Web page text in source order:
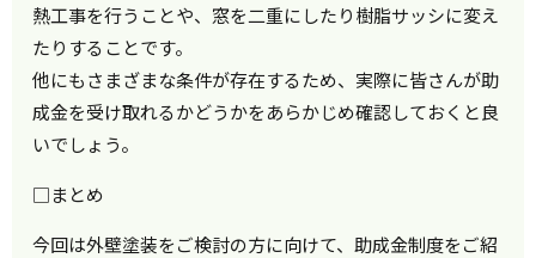
熱工事を行うことや、窓を二重にしたり樹脂サッシに変え
たりすることです。
他にもさまざまな条件が存在するため、実際に皆さんが助
成金を受け取れるかどうかをあらかじめ確認しておくと良
いでしょう。
□まとめ
今回は外壁塗装をご検討の方に向けて、助成金制度をご紹